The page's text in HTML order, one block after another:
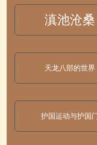
滇池沧桑
天龙八部的世界
护国运动与护国